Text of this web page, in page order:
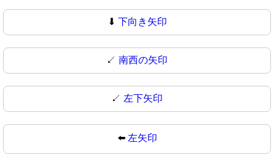
⬇ 下向き矢印
↙️ 南西の矢印
↙ 左下矢印
⬅️ 左矢印